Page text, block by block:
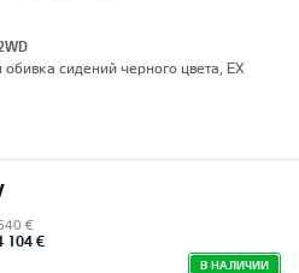
сидений черного цвета, EX
€
104 €
В НАЛИЧИИ